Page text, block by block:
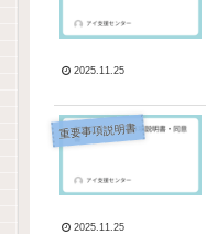
2025.11.25
重要事項説明書
2025.11.25